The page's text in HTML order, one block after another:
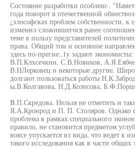
Состояние разработки псоблеш-.
года поворот в отечественной
¿злософсках проблем собственности,
изменил сложившегося ранее
теме в пользу представителей
права. Общий тон и основное
здесь по-прегне:.1у задают
В.П.Клхсечкин, С.В.Новиков,
В.НЛерковец и некоторые другие.
долгают пользоваться работы
ы.В.Колгавова, Н.Д.Колесова,
B.П.Скредова. Нельзя не отметить и
Я.А.Кронрод и П. П. Столяров. Однако
проблема в рамках специального
правило, не становится предметом
вовсе упускается из вида, что ведет к
такого исследования как в части общих